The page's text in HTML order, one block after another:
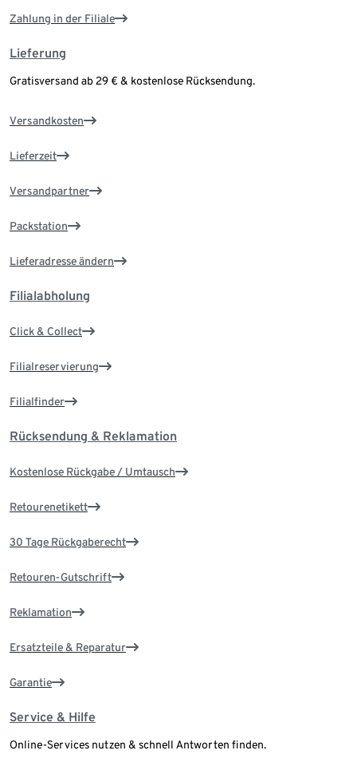
Zahlung in der Filiale
Lieferung
Gratisversand ab 29 € & kostenlose Rücksendung.
Versandkosten
Lieferzeit
Versandpartner
Packstation
Lieferadresse ändern
Filialabholung
Click & Collect
Filialreservierung
Filialfinder
Rücksendung & Reklamation
Kostenlose Rückgabe / Umtausch
Retourenetikett
30 Tage Rückgaberecht
Retouren-Gutschrift
Reklamation
Ersatzteile & Reparatur
Garantie
Service & Hilfe
Online-Services nutzen & schnell Antworten finden.